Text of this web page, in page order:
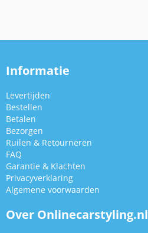
Informatie
Levertijden
Bestellen
Betalen
Bezorgen
Ruilen & Retourneren
FAQ
Garantie & Klachten
Privacyverklaring
Algemene voorwaarden
Over Onlinecarstyling.nl